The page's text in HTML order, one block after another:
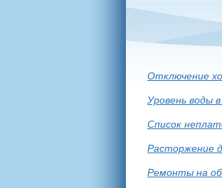
Отключение
Уровень воды
Список
Расторжение
Ремонты на